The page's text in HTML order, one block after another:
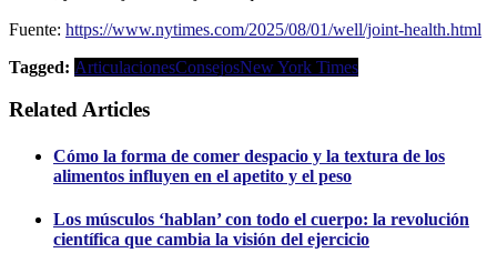
Fuente: https://www.nytimes.com/2025/08/01/well/joint-health.html
Tagged: ArticulacionesConsejosNew York Times
Related Articles
Cómo la forma de comer despacio y la textura de los
alimentos influyen en el apetito y el peso
Los músculos ‘hablan’ con todo el cuerpo: la revolución
científica que cambia la visión del ejercicio